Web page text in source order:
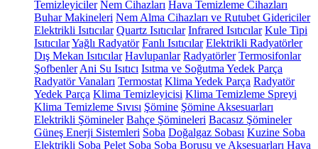
Temizleyiciler Nem Cihazları Hava Temizleme Cihazları
Buhar Makineleri Nem Alma Cihazları ve Rutubet Gidericiler
Elektrikli Isıtıcılar Quartz Isıtıcılar Infrared Isıtıcılar Kule Tipi
IsıtıcılarYağlı Radyatör Fanlı Isıtıcılar Elektrikli Radyatörler
Dış Mekan Isıtıcılar Havlupanlar Radyatörler Termosifonlar
Şofbenler Ani Su Isıtıcı Isıtma ve Soğutma Yedek Parça
Radyatör Vanaları Termostat Klima Yedek Parça Radyatör
Yedek Parça Klima Temizleyicisi Klima Temizleme Spreyi
Klima Temizleme Sıvısı Şömine Şömine Aksesuarları
Elektrikli Şömineler Bahçe Şömineleri Bacasız Şömineler
Güneş Enerji Sistemleri Soba Doğalgaz Sobası Kuzine Soba
Elektrikli Soba Pelet Soba Soba Borusu ve Aksesuarları Hava